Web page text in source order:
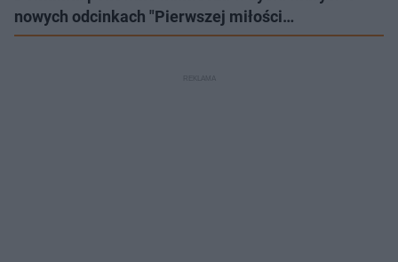
nowych odcinkach "Pierwszej miłości…